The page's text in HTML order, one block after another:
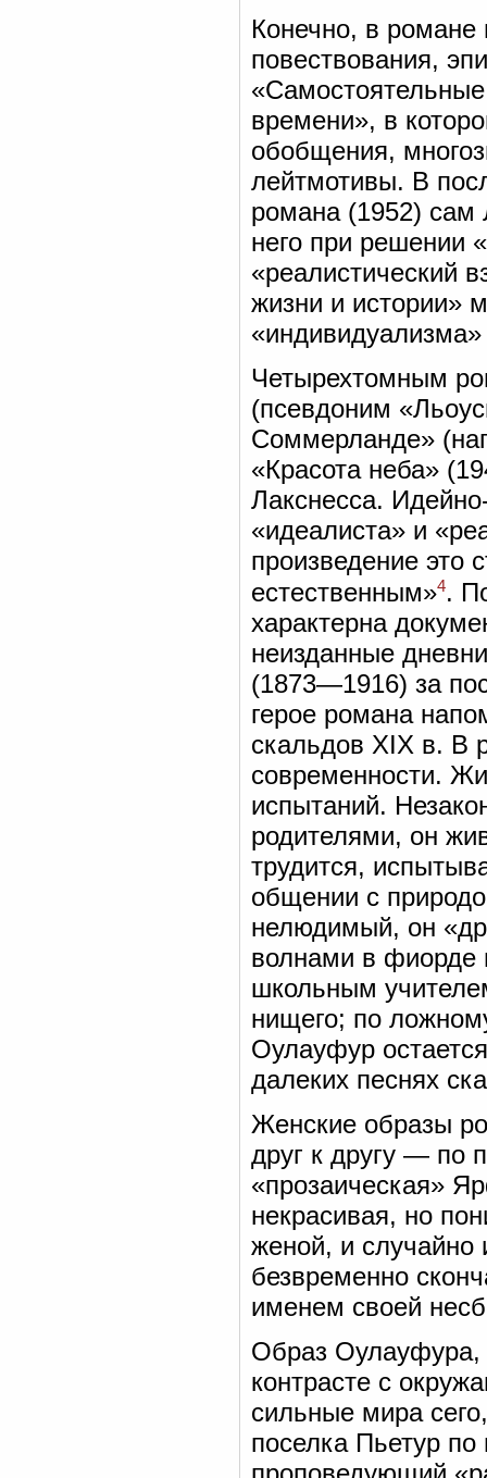
Конечно, в романе
повествования,
времени», в
обобщения,
лейтмотивы. В
романа (1952) сам
него при решении
«реалистический
жизни и истории»
Четырехтомным
(псевдоним
Соммерланде»
«Красота неба»
Лакснесса.
«идеалиста» и
произведение это
естественным»4.
характерна
неизданные
(1873—1916) за
герое романа
скальдов XIX в. В
современности.
испытаний.
родителями, он
трудится,
общении с
нелюдимый, он
волнами в фиорде
школьным
нищего; по
Оулауфур
далеких песнях
Женские образы
друг к другу — по
«прозаическая»
некрасивая, но
женой, и случайно
безвременно
именем своей
Образ Оулауфура,
контрасте с
сильные мира
поселка Пьетур